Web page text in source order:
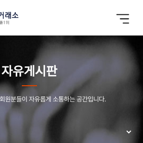
자유게시판
원분들이 자유롭게 소통하는 공간입니다.